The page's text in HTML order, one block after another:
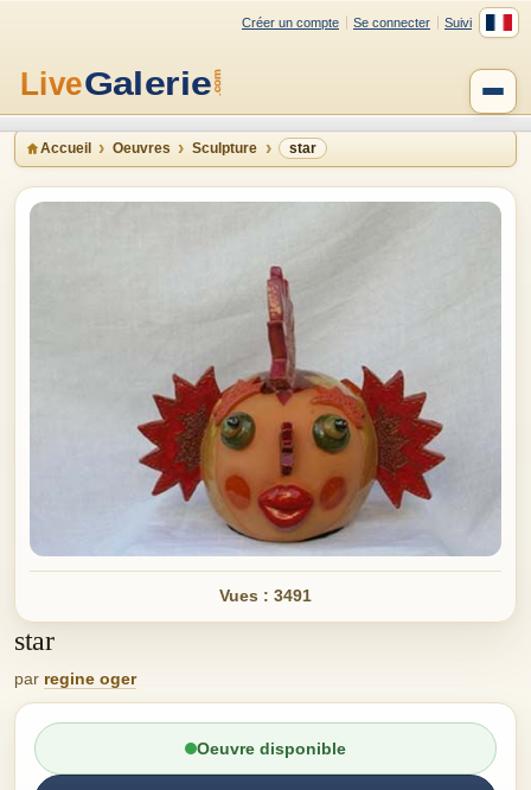
Créer un compte Se connecter Suivi
Accueil Oeuvres Sculpture star
Vues : 3491
star
par regine oger
Oeuvre disponible